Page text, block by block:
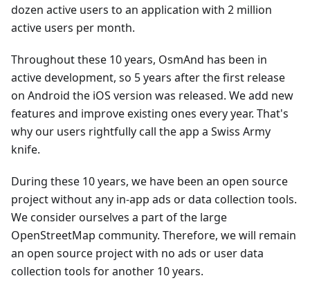
dozen active users to an application with 2 million
active users per month.
Throughout these 10 years, OsmAnd has been in
active development, so 5 years after the first release
on Android the iOS version was released. We add new
features and improve existing ones every year. That's
why our users rightfully call the app a Swiss Army
knife.
During these 10 years, we have been an open source
project without any in-app ads or data collection tools.
We consider ourselves a part of the large
OpenStreetMap community. Therefore, we will remain
an open source project with no ads or user data
collection tools for another 10 years.